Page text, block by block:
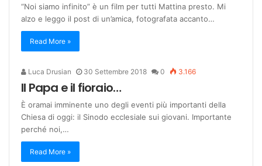
“Noi siamo infinito” è un film per tutti Mattina presto. Mi
alzo e leggo il post di un’amica, fotografata accanto…
Read More »
Luca Drusian 30 Settembre 2018 0 3.166
Il Papa e il fioraio…
È oramai imminente uno degli eventi più importanti della
Chiesa di oggi: il Sinodo ecclesiale sui giovani. Importante
perché noi,…
Read More »